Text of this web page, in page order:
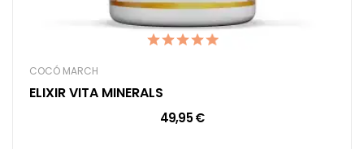
COCÓ MARCH
ELIXIR VITA MINERALS
49,95 €